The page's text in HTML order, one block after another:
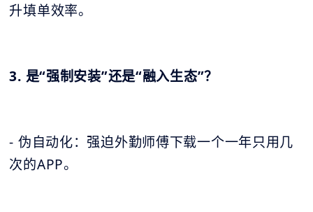
升填单效率。
3. 是“强制安装”还是“融入生态”？
- 伪自动化：强迫外勤师傅下载一个一年只用几
次的APP。